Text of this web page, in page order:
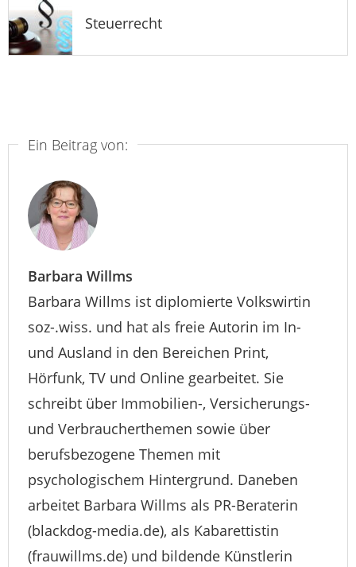
Steuerrecht
Ein Beitrag von:
Barbara Willms
Barbara Willms ist diplomierte Volkswirtin
soz-.wiss. und hat als freie Autorin im In-
und Ausland in den Bereichen Print,
Hörfunk, TV und Online gearbeitet. Sie
schreibt über Immobilien-, Versicherungs-
und Verbraucherthemen sowie über
berufsbezogene Themen mit
psychologischem Hintergrund. Daneben
arbeitet Barbara Willms als PR-Beraterin
(blackdog-media.de), als Kabarettistin
(frauwillms.de) und bildende Künstlerin